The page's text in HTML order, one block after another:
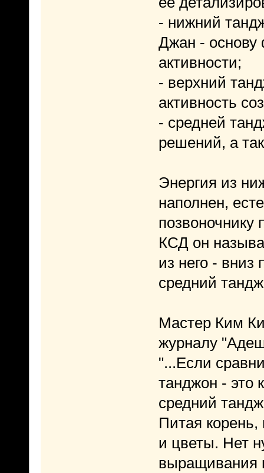
- нижний
Джан - основу
активности;
- верхний
активность
- средней
решений, а
Энергия из
наполнен,
позвоночнику
КСД он
из него -
средний
Мастер Ким
журналу
"...Если
танджон - это
средний
Питая
и цветы. Нет
выращивания